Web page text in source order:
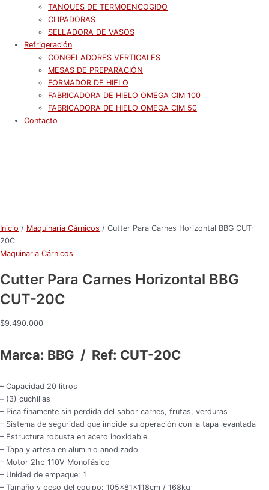
TANQUES DE TERMOENCOGIDO
CLIPADORAS
SELLADORA DE VASOS
Refrigeración
CONGELADORES VERTICALES
MESAS DE PREPARACIÓN
FORMADOR DE HIELO
FABRICADORA DE HIELO OMEGA CIM 100
FABRICADORA DE HIELO OMEGA CIM 50
Contacto
Inicio / Maquinaria Cárnicos / Cutter Para Carnes Horizontal BBG CUT-
20C
Maquinaria Cárnicos
Cutter Para Carnes Horizontal BBG
CUT-20C
$9.490.000
Marca: BBG / Ref: CUT-20C
– Capacidad 20 litros
– (3) cuchillas
– Pica finamente sin perdida del sabor carnes, frutas, verduras
– Sistema de seguridad que impide su operación con la tapa levantada
– Estructura robusta en acero inoxidable
– Tapa y artesa en aluminio anodizado
– Motor 2hp 110V Monofásico
– Unidad de empaque: 1
– Tamaño y peso del equipo: 105x81x118cm / 168kg